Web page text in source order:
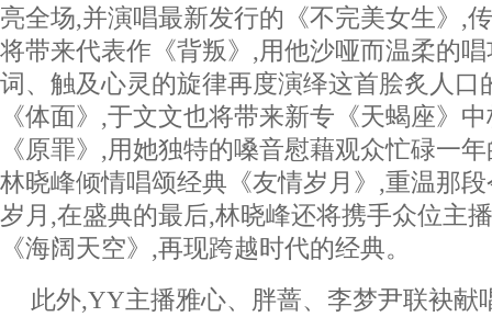
亮全场,并演唱最新发行的《不完美女生》,
将带来代表作《背叛》,用他沙哑而温柔的
词、触及心灵的旋律再度演绎这首脍炙人口
《体面》,于文文也将带来新专《天蝎座》
《原罪》,用她独特的嗓音慰藉观众忙碌一
林晓峰倾情唱颂经典《友情岁月》,重温那
岁月,在盛典的最后,林晓峰还将携手众位主
《海阔天空》,再现跨越时代的经典。
此外,YY主播雅心、胖蔷、李梦尹联袂献